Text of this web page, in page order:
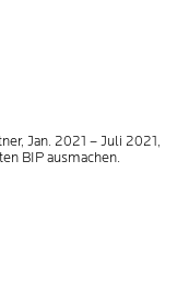
Jan. 2021 – Juli 2021,
BIP ausmachen.